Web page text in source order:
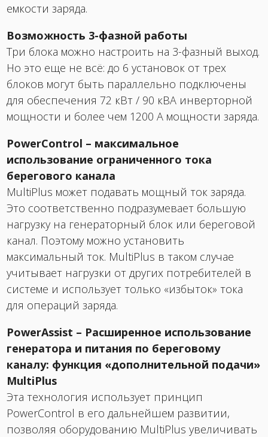
емкости заряда.
Возможность 3-фазной работы
Три блока можно настроить на 3-фазный выход.
Но это еще не всё: до 6 установок от трех
блоков могут быть параллельно подключены
для обеспечения 72 кВт / 90 кВА инверторной
мощности и более чем 1200 А мощности заряда.
PowerControl – максимальное
использование ограниченного тока
берегового канала
MultiPlus может подавать мощный ток заряда.
Это соответственно подразумевает большую
нагрузку на генераторный блок или береговой
канал. Поэтому можно установить
максимальный ток. MultiPlus в таком случае
учитывает нагрузки от других потребителей в
системе и использует только «избыток» тока
для операций заряда.
PowerAssist – Расширенное использование
генератора и питания по береговому
каналу: функция «дополнительной подачи»
MultiPlus
Эта технология использует принцип
PowerControl в его дальнейшем развитии,
позволяя оборудованию MultiPlus увеличивать